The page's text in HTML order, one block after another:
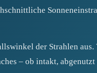
der Strahlen aus.
– ob intakt,